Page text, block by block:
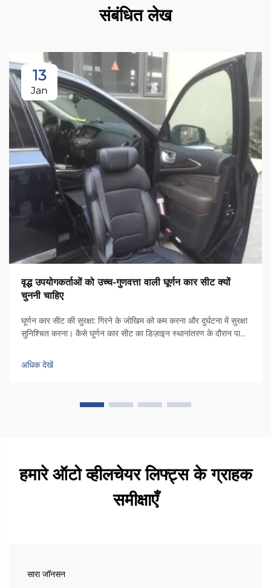
संबंधित लेख
13
Jan
वृद्ध उपयोगकर्ताओं को उच्च-गुणवत्ता वाली घूर्णन कार सीट क्यों
चुननी चाहिए
घूर्णन कार सीट की सुरक्षा: गिरने के जोखिम को कम करना और दुर्घटना में सुरक्षा
सुनिश्चित करना। कैसे घूर्णन कार सीट का डिज़ाइन स्थानांतरण के दौरान पार्श्व
दरवाजे के किनारे की ओर 90 डिग्री तक घुमाता है, ताकि लोग...
अधिक देखें
हमारे ऑटो व्हीलचेयर लिफ्ट्स के ग्राहक
समीक्षाएँ
सारा जॉनसन